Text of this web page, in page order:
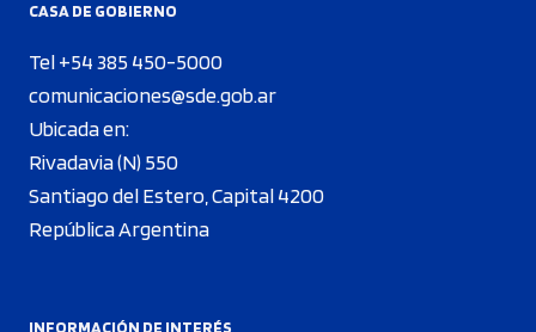
CASA DE GOBIERNO
Tel +54 385 450-5000
comunicaciones@sde.gob.ar
Ubicada en:
Rivadavia (N) 550
Santiago del Estero, Capital 4200
República Argentina
INFORMACIÓN DE INTERÉS